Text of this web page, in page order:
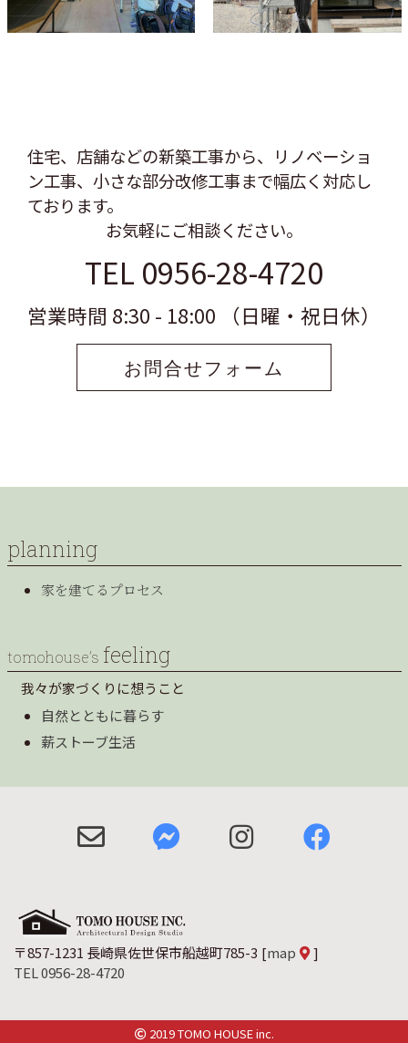
住宅、店舗などの新築工事から、リノベーショ
ン工事、 小さな部分改修工事まで幅広く対応し
ております。
お気軽にご相談ください。
TEL 0956-28-4720
営業時間 8:30 - 18:00 （日曜・祝日休）
お問合せフォーム
planning
家を建てるプロセス
tomohouse’s feeling
我々が家づくりに想うこと
自然とともに暮らす
薪ストーブ生活
〒857-1231 長崎県佐世保市船越町785-3 [map
]
TEL 0956-28-4720
2019 TOMO HOUSE inc.